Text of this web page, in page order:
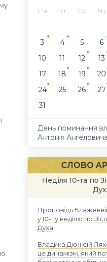
Пн Вт Ср Чт
3
4 5 6
10
11 12 13
17
18 19 20
24
25 26 27
31
День поминання
Антонія Ангеловича
СЛОВО
Неділя 10-та по
Проповідь
у 10-ту неділю по
Духа
Владика Діонісій
це динамізм, який